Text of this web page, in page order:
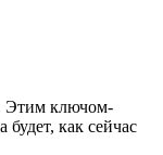
Этим ключом-
будет, как сейчас